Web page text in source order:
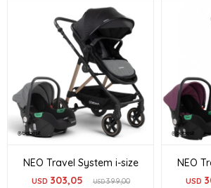
NEO Travel System i-size
USD 303,05 USD399,00
NEO
USD